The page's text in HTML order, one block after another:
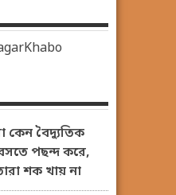
কেন বৈদ্যুতিক
পছন্দ করে,
শক খায় না